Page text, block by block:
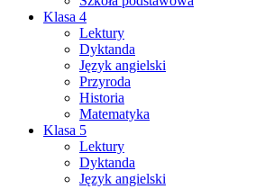
Klasa 4
Lektury
Dyktanda
Język angielski
Przyroda
Historia
Matematyka
Klasa 5
Lektury
Dyktanda
Język angielski